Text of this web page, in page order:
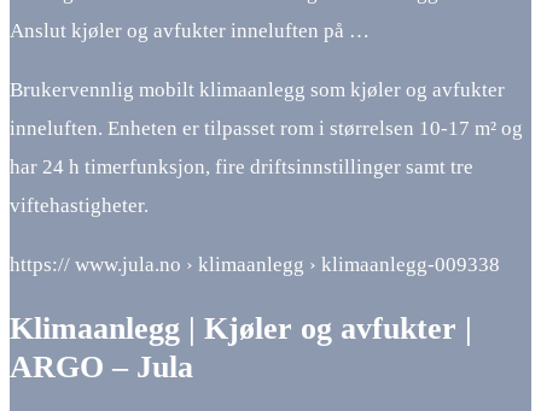
Anslut kjøler og avfukter inneluften på …
Brukervennlig mobilt klimaanlegg som kjøler og avfukter
inneluften. Enheten er tilpasset rom i størrelsen 10-17 m² og
har 24 h timerfunksjon, fire driftsinnstillinger samt tre
viftehastigheter.
https:// www.jula.no › klimaanlegg › klimaanlegg-009338
Klimaanlegg | Kjøler og avfukter |
ARGO – Jula